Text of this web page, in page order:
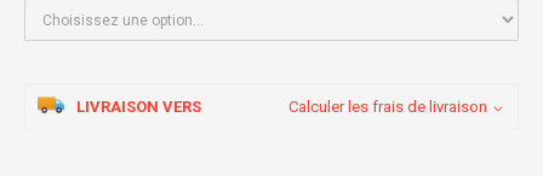
LIVRAISON VERS Calculer les frais de livraison